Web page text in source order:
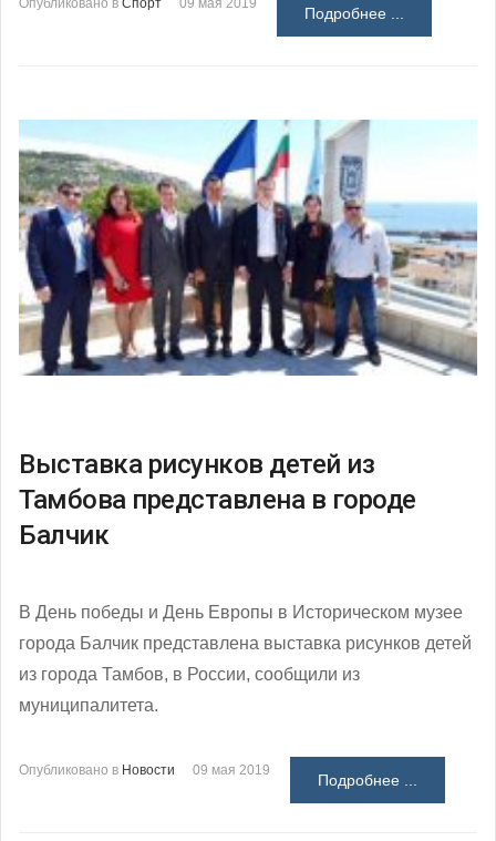
Подробнее ...
Выставка рисунков детей из
Тамбова представлена в городе
Балчик
В День победы и День Европы в Историческом музее
города Балчик представлена выставка рисунков детей
из города Тамбов, в России, сообщили из
муниципалитета.
Опубликовано в Новости 09 мая 2019
Подробнее ...